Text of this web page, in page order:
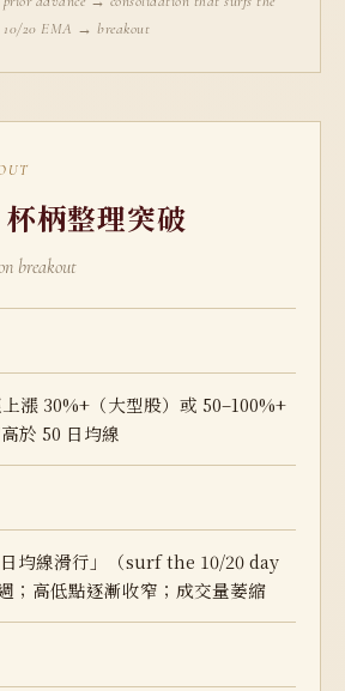
10/20 EMA → breakout
柄整理突破
breakout
漲 30%+（大型股）或 50–100%+
於 50 日均線
日均線滑行」（surf the 10/20 day
；高低點逐漸收窄；成交量萎縮